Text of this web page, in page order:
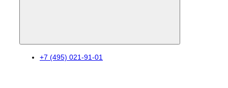
+7 (495) 021-91-01